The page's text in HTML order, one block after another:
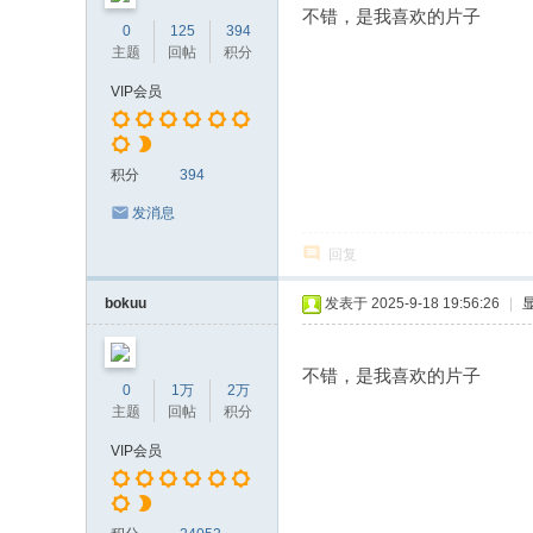
0
主题
125
回帖
394
积分
VIP会员
积分 394
发消息
不错，是我喜欢的片子
回复
bokuu
0
主题
1万
回帖
2万
积分
VIP会员
发表于 2025-9-18 19:56:26
不错，是我喜欢的片子